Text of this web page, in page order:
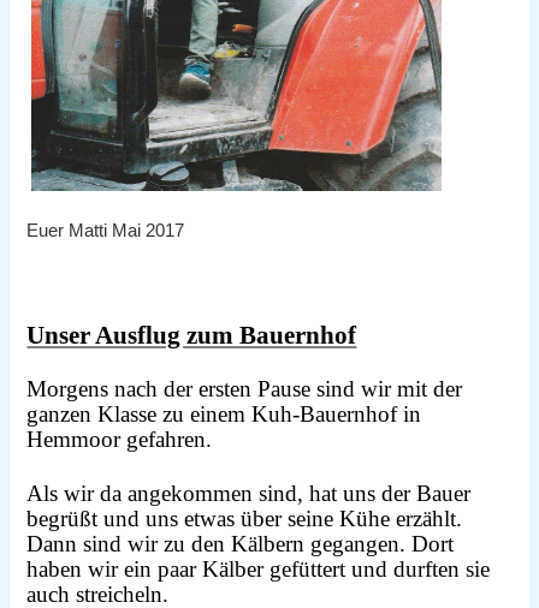
Euer Matti Mai 2017
Unser Ausflug zum Bauernhof
Morgens nach der ersten Pause sind wir mit der
ganzen Klasse zu einem Kuh-Bauernhof in
Hemmoor gefahren.
Als wir da angekommen sind, hat uns der Bauer
begrüßt und uns etwas über seine Kühe erzählt.
Dann sind wir zu den Kälbern gegangen. Dort
haben wir ein paar Kälber gefüttert und durften sie
auch streicheln.